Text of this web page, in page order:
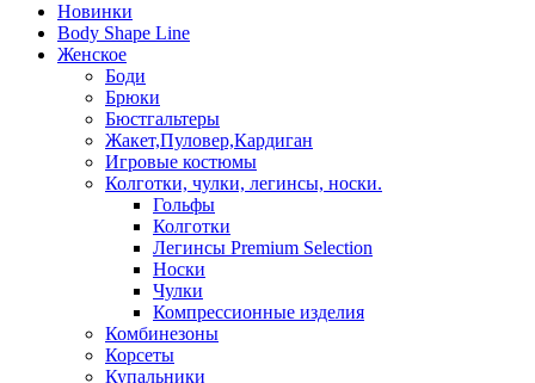
Новинки
Body Shape Line
Женское
Боди
Брюки
Бюстгальтеры
Жакет,Пуловер,Кардиган
Игровые костюмы
Колготки, чулки, легинсы, носки.
Гольфы
Колготки
Легинсы Premium Selection
Носки
Чулки
Компрессионные изделия
Комбинезоны
Корсеты
Купальники